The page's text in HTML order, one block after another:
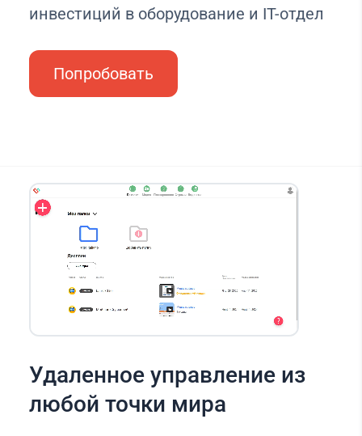
инвестиций в оборудование и IT-отдел
Попробовать
Удаленное управление из
любой точки мира